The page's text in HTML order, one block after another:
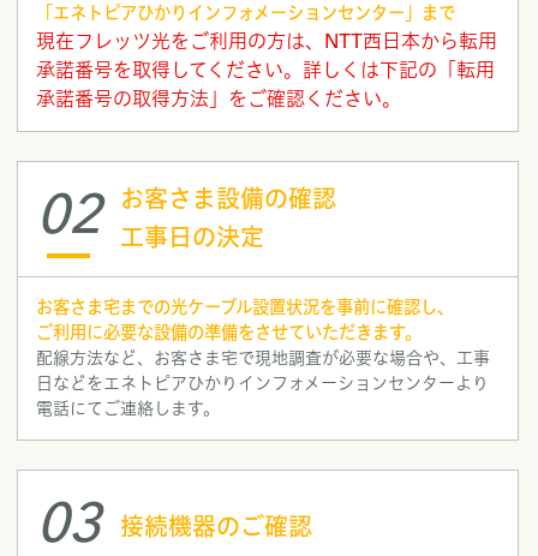
「エネトピアひかりインフォメーションセンター」まで
現在フレッツ光をご利用の方は、NTT西日本から転用
承諾番号を取得してください。詳しくは下記の「転用
承諾番号の取得方法」をご確認ください。
02
お客さま設備の確認
工事日の決定
お客さま宅までの光ケーブル設置状況を事前に確認し、
ご利用に必要な設備の準備をさせていただきます。
配線方法など、お客さま宅で現地調査が必要な場合や、工事
日などをエネトピアひかりインフォメーションセンターより
電話にてご連絡します。
03 接続機器のご確認